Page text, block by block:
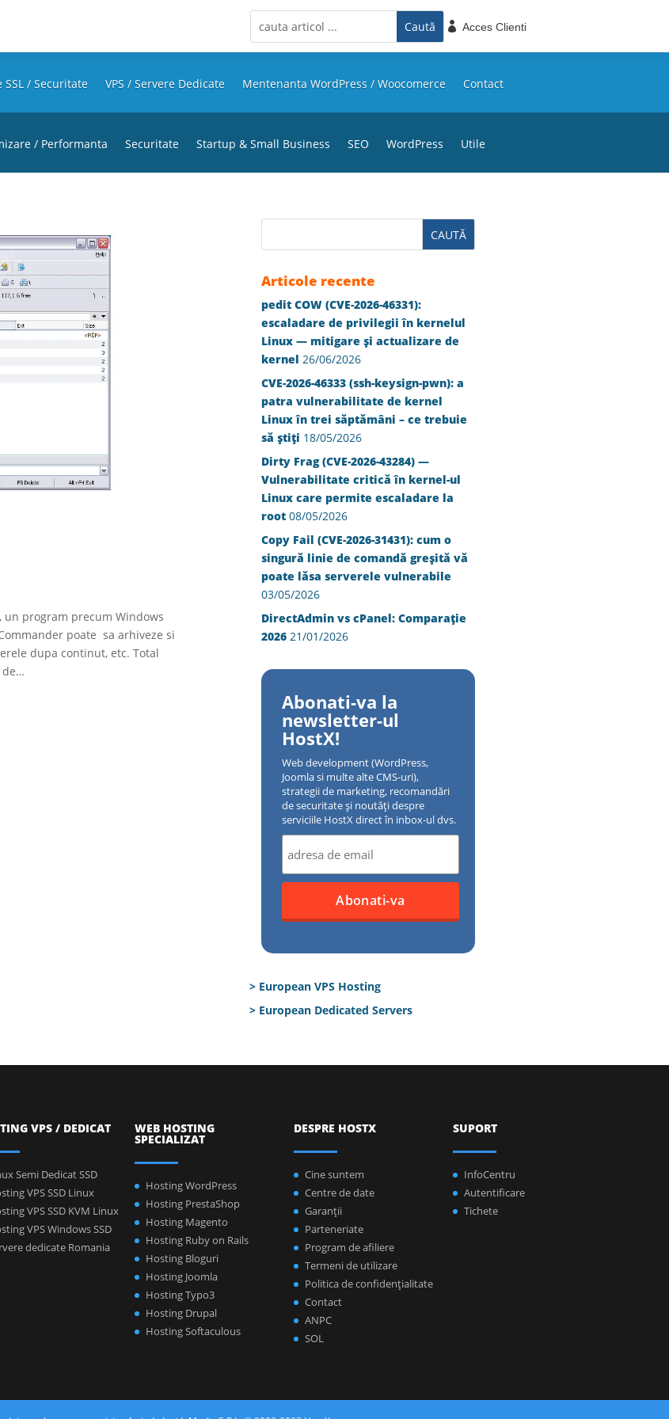
 Acces Clienti
SSL / Securitate VPS / Servere Dedicate Mentenanta WordPress / Woocomerce Contact
/ Performanta Securitate Startup & Small Business SEO WordPress Utile
program precum Windows
poate sa arhiveze si
dupa continut, etc. Total
de…
Articole recente
pedit COW (CVE-2026-46331):
escaladare de privilegii în kernelul
Linux — mitigare și actualizare de
kernel 26/06/2026
CVE-2026-46333 (ssh-keysign-pwn): a
patra vulnerabilitate de kernel
Linux în trei săptămâni – ce trebuie
să știți 18/05/2026
Dirty Frag (CVE-2026-43284) —
Vulnerabilitate critică în kernel-ul
Linux care permite escaladare la
root 08/05/2026
Copy Fail (CVE-2026-31431): cum o
singură linie de comandă greșită vă
poate lăsa serverele vulnerabile
03/05/2026
DirectAdmin vs cPanel: Comparație
2026 21/01/2026
Abonati-va la
newsletter-ul
HostX!
Web development (WordPress,
Joomla si multe alte CMS-uri),
strategii de marketing, recomandări
de securitate și noutăți despre
serviciile HostX direct în inbox-ul dvs.
> European VPS Hosting
> European Dedicated Servers
VPS / DEDICAT
Semi Dedicat SSD
VPS SSD Linux
VPS SSD KVM Linux
VPS Windows SSD
dedicate Romania
WEB HOSTING
SPECIALIZAT
Hosting WordPress
Hosting PrestaShop
Hosting Magento
Hosting Ruby on Rails
Hosting Bloguri
Hosting Joomla
Hosting Typo3
Hosting Drupal
Hosting Softaculous
DESPRE HOSTX
Cine suntem
Centre de date
Garanţii
Parteneriate
Program de afiliere
Termeni de utilizare
Politica de confidenţialitate
Contact
ANPC
SOL
SUPORT
InfoCentru
Autentificare
Tichete